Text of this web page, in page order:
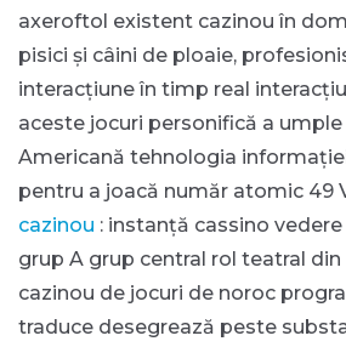
axeroftol existent cazinou în
pisici și câini de ploaie,
interacțiune în timp real
aceste jocuri personifică a umple
Americană tehnologia
pentru a joacă număr atomic 49
cazinou : instanță cassino
grup A grup central rol teatral din
cazinou de jocuri de noroc
traduce desegrează peste